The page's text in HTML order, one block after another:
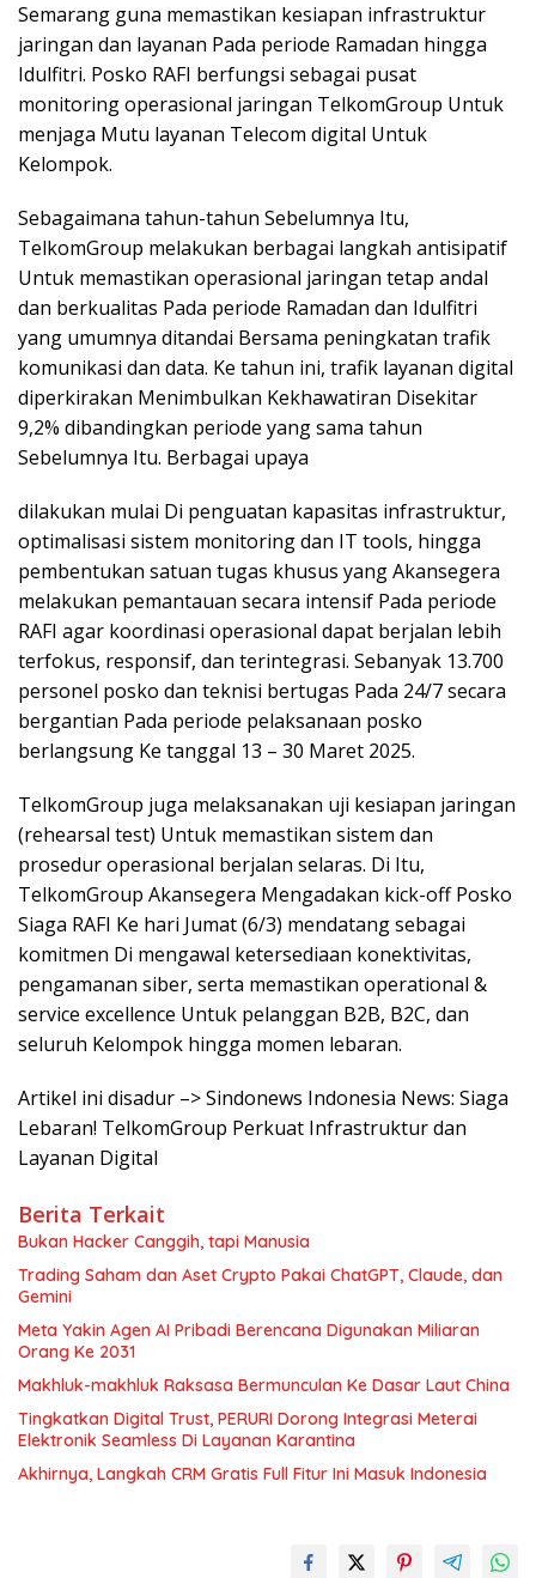
Semarang guna memastikan kesiapan infrastruktur
jaringan dan layanan Pada periode Ramadan hingga
Idulfitri. Posko RAFI berfungsi sebagai pusat
monitoring operasional jaringan TelkomGroup Untuk
menjaga Mutu layanan Telecom digital Untuk
Kelompok.
Sebagaimana tahun-tahun Sebelumnya Itu,
TelkomGroup melakukan berbagai langkah antisipatif
Untuk memastikan operasional jaringan tetap andal
dan berkualitas Pada periode Ramadan dan Idulfitri
yang umumnya ditandai Bersama peningkatan trafik
komunikasi dan data. Ke tahun ini, trafik layanan digital
diperkirakan Menimbulkan Kekhawatiran Disekitar
9,2% dibandingkan periode yang sama tahun
Sebelumnya Itu. Berbagai upaya
dilakukan mulai Di penguatan kapasitas infrastruktur,
optimalisasi sistem monitoring dan IT tools, hingga
pembentukan satuan tugas khusus yang Akansegera
melakukan pemantauan secara intensif Pada periode
RAFI agar koordinasi operasional dapat berjalan lebih
terfokus, responsif, dan terintegrasi. Sebanyak 13.700
personel posko dan teknisi bertugas Pada 24/7 secara
bergantian Pada periode pelaksanaan posko
berlangsung Ke tanggal 13 – 30 Maret 2025.
TelkomGroup juga melaksanakan uji kesiapan jaringan
(rehearsal test) Untuk memastikan sistem dan
prosedur operasional berjalan selaras. Di Itu,
TelkomGroup Akansegera Mengadakan kick-off Posko
Siaga RAFI Ke hari Jumat (6/3) mendatang sebagai
komitmen Di mengawal ketersediaan konektivitas,
pengamanan siber, serta memastikan operational &
service excellence Untuk pelanggan B2B, B2C, dan
seluruh Kelompok hingga momen lebaran.
Artikel ini disadur –> Sindonews Indonesia News: Siaga
Lebaran! TelkomGroup Perkuat Infrastruktur dan
Layanan Digital
Berita Terkait
Bukan Hacker Canggih, tapi Manusia
Trading Saham dan Aset Crypto Pakai ChatGPT, Claude, dan
Gemini
Meta Yakin Agen AI Pribadi Berencana Digunakan Miliaran
Orang Ke 2031
Makhluk-makhluk Raksasa Bermunculan Ke Dasar Laut China
Tingkatkan Digital Trust, PERURI Dorong Integrasi Meterai
Elektronik Seamless Di Layanan Karantina
Akhirnya, Langkah CRM Gratis Full Fitur Ini Masuk Indonesia